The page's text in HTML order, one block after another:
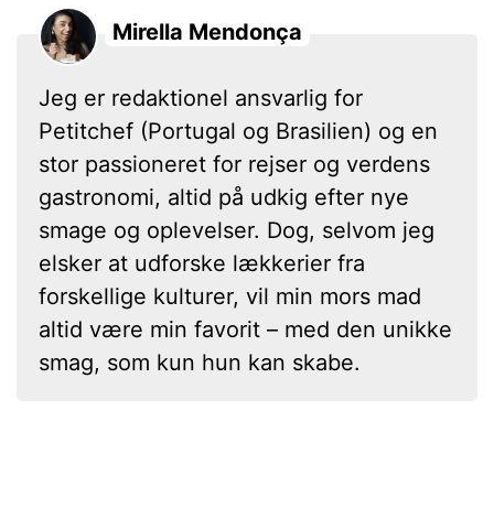
Mirella Mendonça
Jeg er redaktionel ansvarlig for
Petitchef (Portugal og Brasilien) og en
stor passioneret for rejser og verdens
gastronomi, altid på udkig efter nye
smage og oplevelser. Dog, selvom jeg
elsker at udforske lækkerier fra
forskellige kulturer, vil min mors mad
altid være min favorit – med den unikke
smag, som kun hun kan skabe.